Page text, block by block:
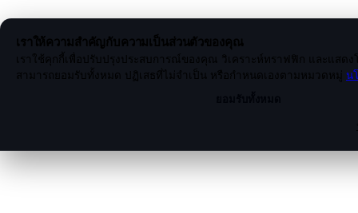
เราให้ความสำคัญกับความเป็นส่วนตัวของคุณ
เราใช้คุกกี้เพื่อปรับปรุงประสบการณ์ของคุณ วิเคราะห์ทราฟฟิก และแสด
สามารถยอมรับทั้งหมด ปฏิเสธที่ไม่จำเป็น หรือกำหนดเองตามหมวดหมู่ น